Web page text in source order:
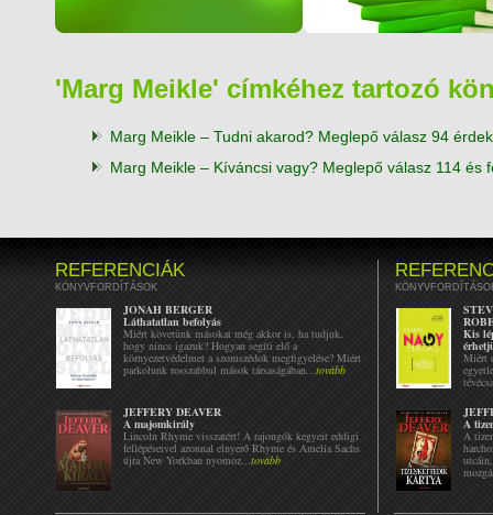
'Marg Meikle' címkéhez tartozó
Marg Meikle – Tudni akarod? Meglepő válasz 94
Marg Meikle – Kíváncsi vagy? Meglepő válasz 114 és
REFERENCIÁK
KÖNYVFORDÍTÁSOK
JONAH BERGER
Láthatatlan befolyás
Miért követünk másokat még akkor is, ha tudjuk,
hogy nincs igazuk? Hogyan segíti elő a
környezetvédelmet a szomszédok megfigyelése? Miért
parkolunk rosszabbul mások társaságában...tovább
JEFFERY DEAVER
A majomkirály
Lincoln Rhyme visszatért! A rajongók kegyeit eddigi
fellépéseivel azonnal elnyerő Rhyme és Amelia Sachs
újra New Yorkban nyomoz...tovább
Kis
Miért
A
A